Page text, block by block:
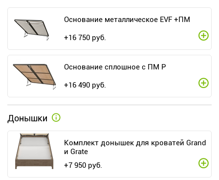
Основание металлическое EVF +ПМ
+16 750 руб.
Основание сплошное с ПМ Р
+16 490 руб.
Донышки
Комплект донышек для кроватей Grand
и Grate
+7 950 руб.